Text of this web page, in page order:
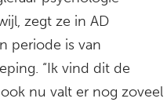
zegt ze in AD
periode is van
“Ik vind dit de
nu valt er nog zoveel